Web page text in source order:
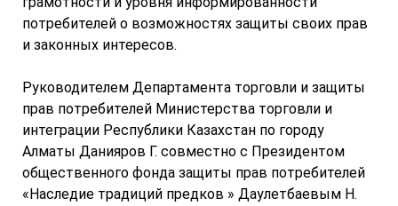
потребителей о возможностях защиты своих прав
и законных интересов.
Руководителем Департамента торговли и защиты
прав потребителей Министерства торговли и
интеграции Республики Казахстан по городу
Алматы Данияров Г. совместно с Президентом
общественного фонда защиты прав потребителей
«Наследие традиций предков » Даулетбаевым Н.